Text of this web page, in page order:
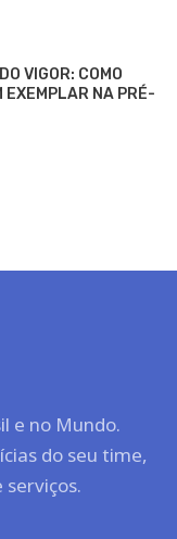
VIGOR: COMO
EXEMPLAR NA PRÉ-
e no Mundo.
do seu time,